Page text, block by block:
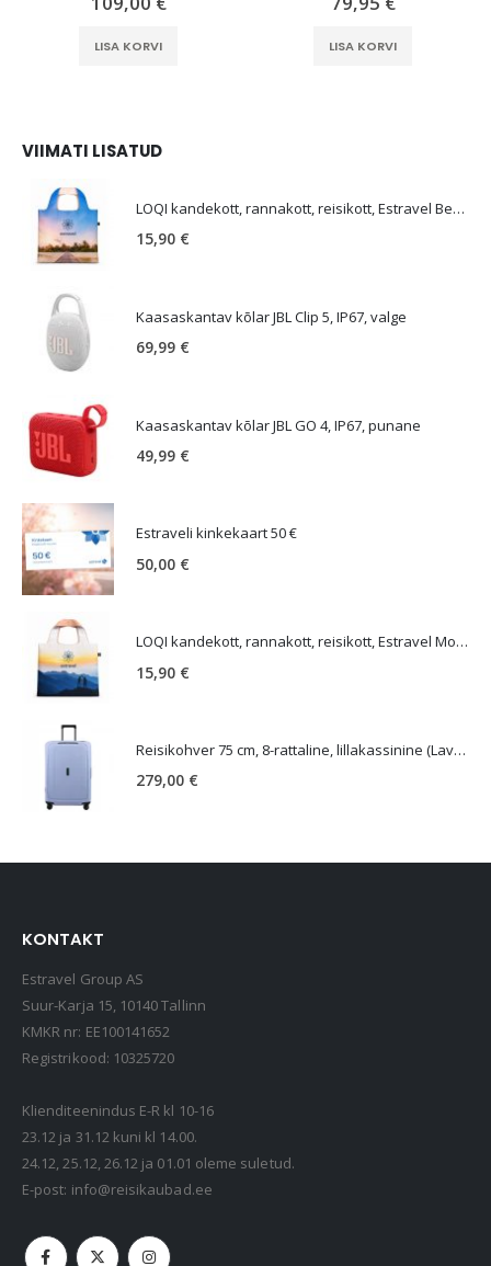
LISA KORVI LISA KORVI
VIIMATI LISATUD
LOQI kandekott, rannakott, reisikott, Estravel Beach Bag
15,90 €
Kaasaskantav kõlar JBL Clip 5, IP67, valge
69,99 €
Kaasaskantav kõlar JBL GO 4, IP67, punane
49,99 €
Estraveli kinkekaart 50 €
50,00 €
LOQI kandekott, rannakott, reisikott, Estravel Mountain Bag
15,90 €
Reisikohver 75 cm, 8-rattaline, lillakassinine (Lavendel), TSA koodlukk, Samsonite Essens
279,00 €
KONTAKT
Estravel Group AS
Suur-Karja 15, 10140 Tallinn
KMKR nr: EE100141652
Registrikood: 10325720
Klienditeenindus E-R kl 10-16
23.12 ja 31.12 kuni kl 14.00.
24.12, 25.12, 26.12 ja 01.01 oleme suletud.
E-post: info@reisikaubad.ee